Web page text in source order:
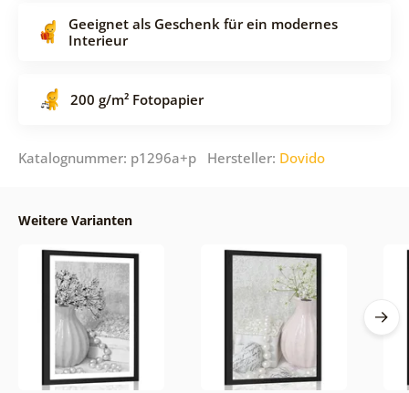
Geeignet als Geschenk für ein modernes
Interieur
200 g/m² Fotopapier
Katalognummer: p1296a+p Hersteller: Dovido
Weitere Varianten